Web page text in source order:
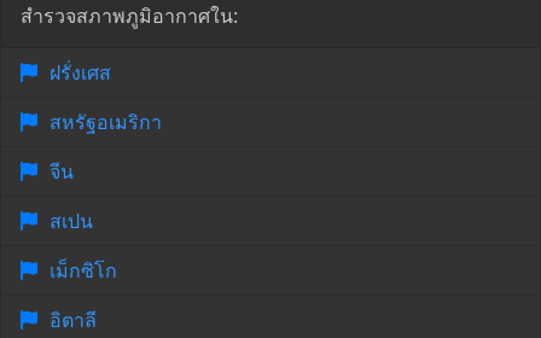
สำรวจสภาพภูมิอากาศใน:
ฝรั่งเศส
สหรัฐอเมริกา
จีน
สเปน
เม็กซิโก
อิตาลี